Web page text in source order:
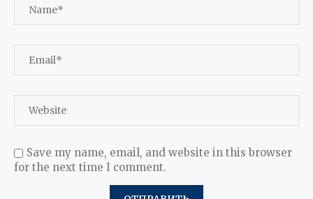
Save my name, email, and website in this browser
for the next time I comment.